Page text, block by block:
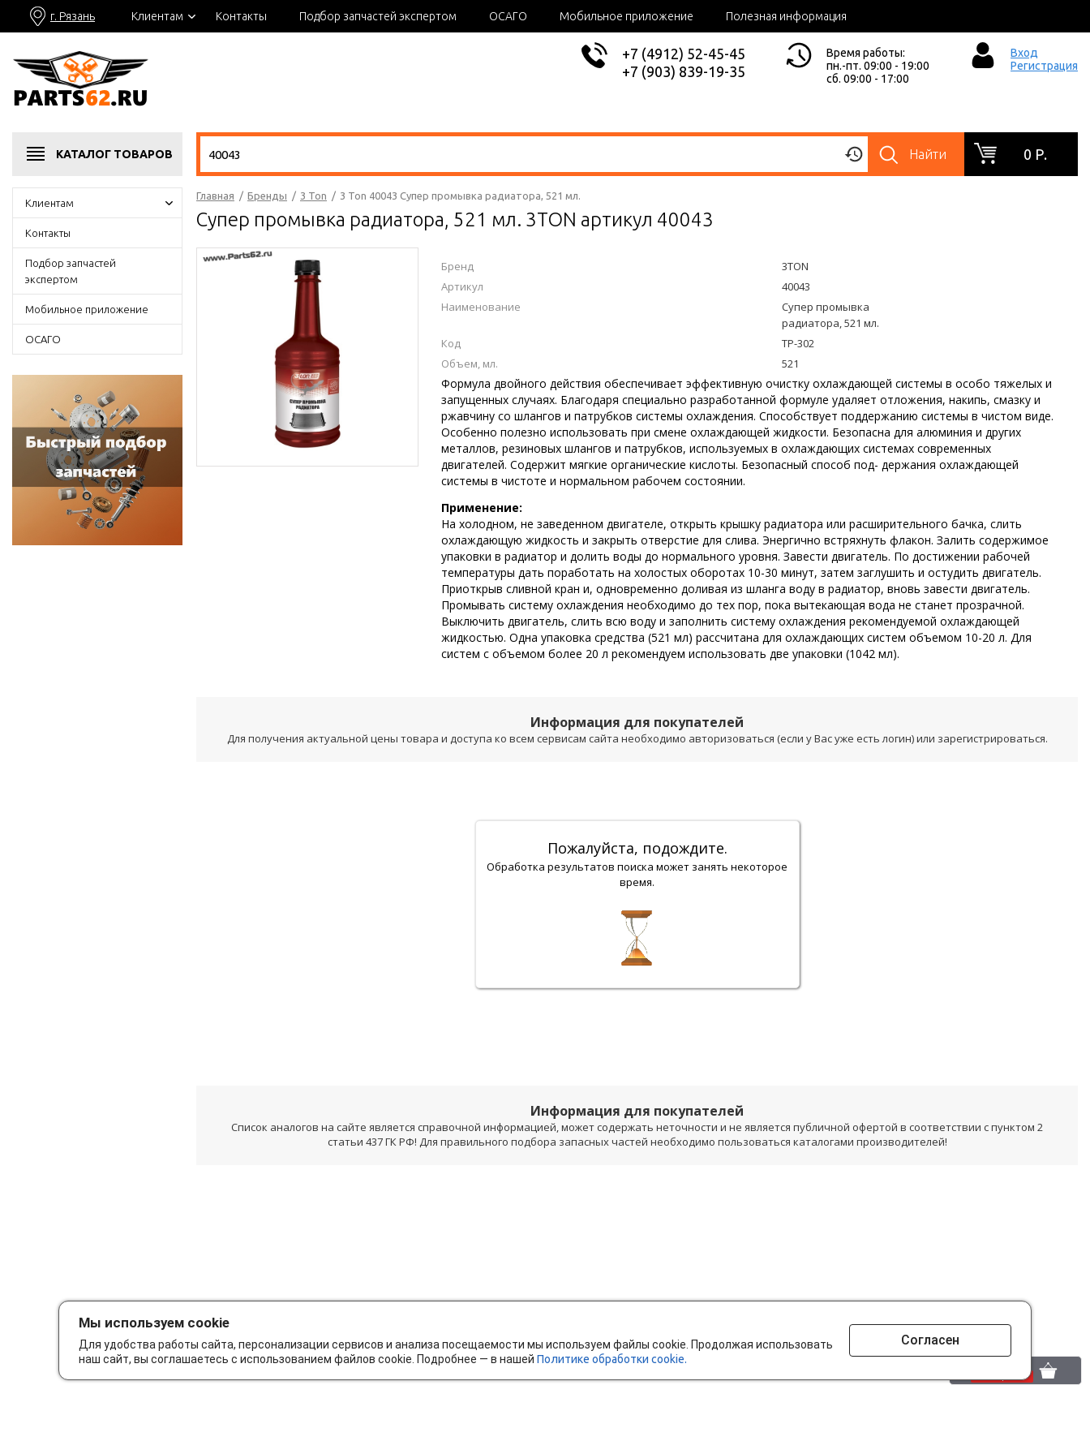
г. Рязань Клиентам Контакты Подбор запчастей экспертом ОСАГО Мобильное приложение Полезная информация
+7 (4912) 52-45-45
+7 (903) 839-19-35
Время работы:
пн.-пт. 09:00 - 19:00
сб. 09:00 - 17:00
Вход
Регистрация
КАТАЛОГ ТОВАРОВ Найти 0 Р.
Клиентам
Контакты
Подбор запчастей
экспертом
Мобильное приложение
ОСАГО
Главная / Бренды / 3 Ton / 3 Ton 40043 Супер промывка радиатора, 521 мл.
Супер промывка радиатора, 521 мл. 3TON артикул 40043
Бренд
3TON
Артикул
40043
Наименование
Супер промывка
радиатора, 521 мл.
Код
TP-302
Объем, мл.
521
Формула двойного действия обеспечивает эффективную очистку охлаждающей системы в особо тяжелых и
запущенных случаях. Благодаря специально разработанной формуле удаляет отложения, накипь, смазку и
ржавчину со шлангов и патрубков системы охлаждения. Способствует поддержанию системы в чистом виде.
Особенно полезно использовать при смене охлаждающей жидкости. Безопасна для алюминия и других
металлов, резиновых шлангов и патрубков, используемых в охлаждающих системах современных
двигателей. Содержит мягкие органические кислоты. Безопасный способ под- держания охлаждающей
системы в чистоте и нормальном рабочем состоянии.
Применение:
На холодном, не заведенном двигателе, открыть крышку радиатора или расширительного бачка, слить
охлаждающую жидкость и закрыть отверстие для слива. Энергично встряхнуть флакон. Залить содержимое
упаковки в радиатор и долить воды до нормального уровня. Завести двигатель. По достижении рабочей
температуры дать поработать на холостых оборотах 10-30 минут, затем заглушить и остудить двигатель.
Приоткрыв сливной кран и, одновременно доливая из шланга воду в радиатор, вновь завести двигатель.
Промывать систему охлаждения необходимо до тех пор, пока вытекающая вода не станет прозрачной.
Выключить двигатель, слить всю воду и заполнить систему охлаждения рекомендуемой охлаждающей
жидкостью. Одна упаковка средства (521 мл) рассчитана для охлаждающих систем объемом 10-20 л. Для
систем с объемом более 20 л рекомендуем использовать две упаковки (1042 мл).
Информация для покупателей
Для получения актуальной цены товара и доступа ко всем сервисам сайта необходимо авторизоваться (если у Вас уже есть логин) или зарегистрироваться.
Пожалуйста, подождите.
Обработка результатов поиска может занять некоторое
время.
Информация для покупателей
Список аналогов на сайте является справочной информацией, может содержать неточности и не является публичной офертой в соответствии с пунктом 2
статьи 437 ГК РФ! Для правильного подбора запасных частей необходимо пользоваться каталогами производителей!
Мы используем cookie
Для удобства работы сайта, персонализации сервисов и анализа посещаемости мы используем файлы cookie. Продолжая использовать
наш сайт, вы соглашаетесь с использованием файлов cookie. Подробнее — в нашей Политике обработки cookie.
Согласен